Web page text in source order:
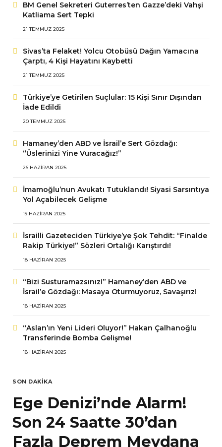
BM Genel Sekreteri Guterres’ten Gazze’deki Vahşi
Katliama Sert Tepki
21 TEMMUZ 2025
Sivas’ta Felaket! Yolcu Otobüsü Dağın Yamacına
Çarptı, 4 Kişi Hayatını Kaybetti
21 TEMMUZ 2025
Türkiye’ye Getirilen Suçlular: 15 Kişi Sınır Dışından
İade Edildi
20 TEMMUZ 2025
Hamaney’den ABD ve İsrail’e Sert Gözdağı:
“Üslerinizi Yine Vuracağız!”
26 HAZIRAN 2025
İmamoğlu’nun Avukatı Tutuklandı! Siyasi Sarsıntıya
Yol Açabilecek Gelişme
19 HAZIRAN 2025
İsrailli Gazeteciden Türkiye’ye Şok Tehdit: “Finalde
Rakip Türkiye!” Sözleri Ortalığı Karıştırdı!
18 HAZIRAN 2025
“Bizi Susturamazsınız!” Hamaney’den ABD ve
İsrail’e Gözdağı: Masaya Oturmuyoruz, Savaşırız!
18 HAZIRAN 2025
“Aslan’ın Yeni Lideri Oluyor!” Hakan Çalhanoğlu
Transferinde Bomba Gelişme!
18 HAZIRAN 2025
SON DAKIKA
Ege Denizi’nde Alarm!
Son 24 Saatte 30’dan
Fazla Deprem Meydana